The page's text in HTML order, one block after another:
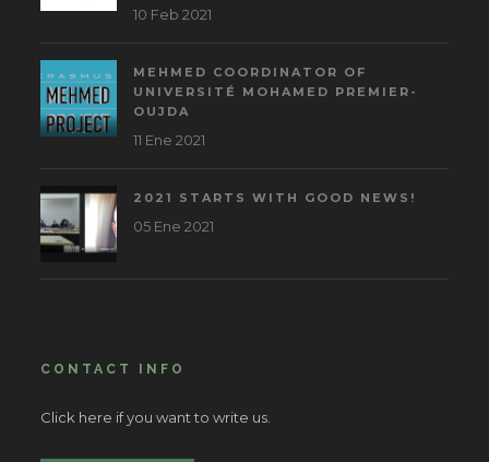
10 Feb 2021
MEHMED COORDINATOR OF
UNIVERSITÉ MOHAMED PREMIER-
OUJDA
11 Ene 2021
2021 STARTS WITH GOOD NEWS!
05 Ene 2021
CONTACT INFO
Click here if you want to write us.